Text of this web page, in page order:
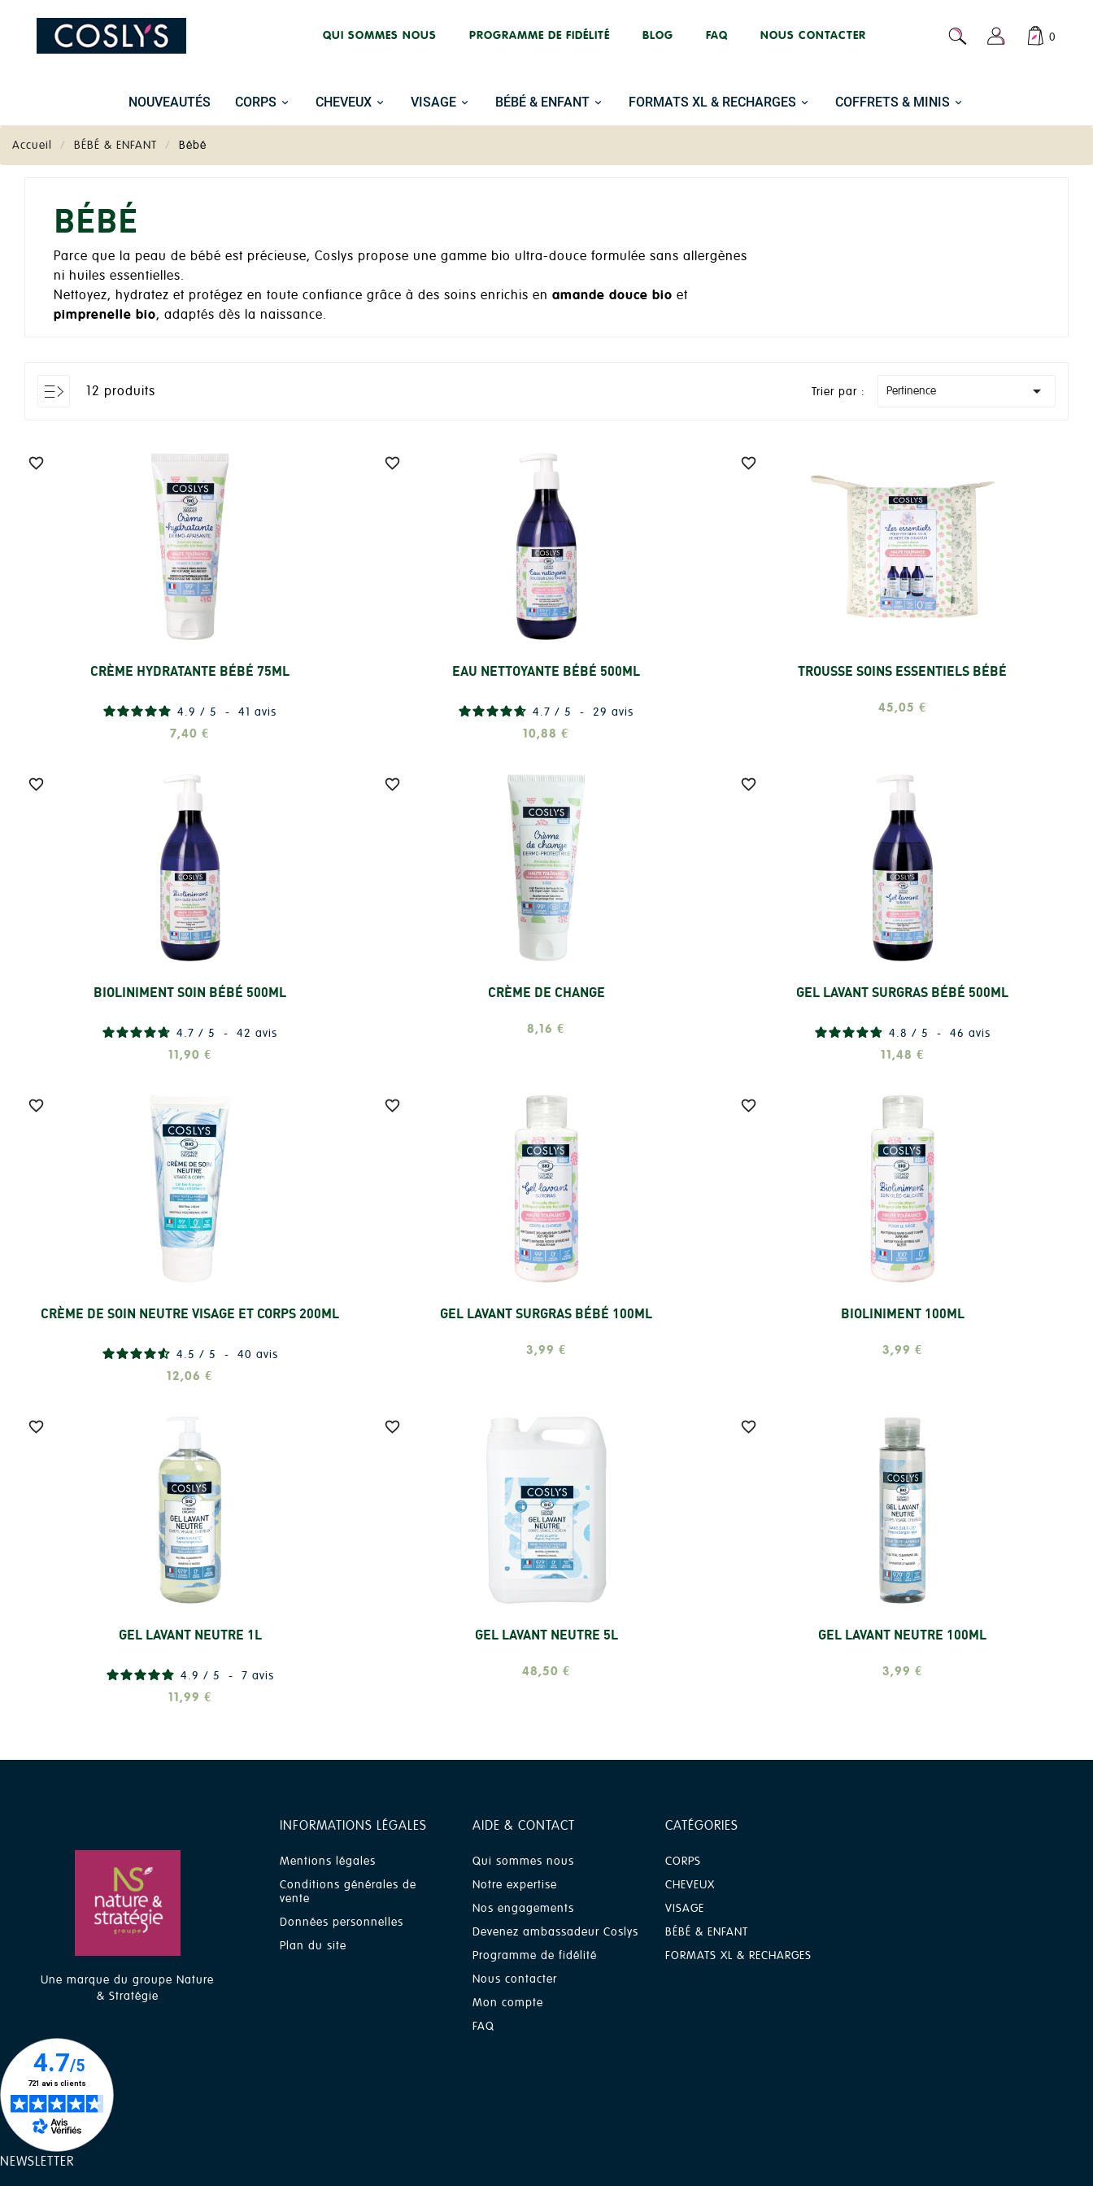
QUI SOMMES NOUS PROGRAMME DE FIDÉLITÉ BLOG FAQ NOUS CONTACTER 0
NOUVEAUTÉS CORPS CHEVEUX VISAGE BÉBÉ & ENFANT FORMATS XL & RECHARGES COFFRETS & MINIS
Accueil BÉBÉ & ENFANT Bébé
BÉBÉ
Parce que la peau de bébé est précieuse, Coslys propose une gamme bio ultra-douce formulée sans allergènes
ni huiles essentielles.
Nettoyez, hydratez et protégez en toute confiance grâce à des soins enrichis en amande douce bio et
pimprenelle bio, adaptés dès la naissance.
12 produits Trier par : Pertinence 

CRÈME HYDRATANTE BÉBÉ 75ML
Ajouter
4.9 / 5 - 41avis
7,40 €

EAU NETTOYANTE BÉBÉ 500ML
Ajouter
4.7 / 5 - 29avis
10,88 €

TROUSSE SOINS ESSENTIELS BÉBÉ
Ajouter
45,05 €

BIOLINIMENT SOIN BÉBÉ 500ML
Ajouter
4.7 / 5 - 42avis
11,90 €

CRÈME DE CHANGE
Ajouter
8,16 €

GEL LAVANT SURGRAS BÉBÉ 500ML
Ajouter
4.8 / 5 - 46 avis
11,48 €

CRÈME DE SOIN NEUTRE VISAGE ET CORPS 200ML
Ajouter
4.5 / 5 - 40 avis
12,06 €

GEL LAVANT SURGRAS BÉBÉ 100ML
Ajouter
3,99 €

BIOLINIMENT 100ML
Ajouter
3,99 €

GEL LAVANT NEUTRE 1L
Ajouter
4.9 / 5 - 7 avis
11,99 €

GEL LAVANT NEUTRE 5L
Ajouter
48,50 €

GEL LAVANT NEUTRE 100ML
Ajouter
3,99 €
Une marque du groupe Nature
& Stratégie
INFORMATIONS LÉGALES
Mentions légales
Conditions générales de
vente
Données personnelles
Plan du site
AIDE & CONTACT
Qui sommes nous
Notre expertise
Nos engagements
Devenez ambassadeur Coslys
Programme de fidélité
Nous contacter
Mon compte
FAQ
CATÉGORIES
CORPS
CHEVEUX
VISAGE
BÉBÉ & ENFANT
FORMATS XL & RECHARGES
NEWSLETTER